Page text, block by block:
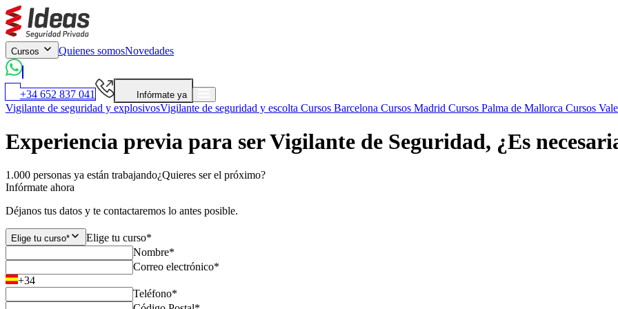
Cursos Quienes somosNovedades
+34 652 837 041 Infórmate ya
Vigilante de seguridad y explosivosVigilante de seguridad y escolta Cursos Barcelona Cursos Madrid Cursos Palma de Mallorca Cursos
Experiencia previa para ser Vigilante de Seguridad, ¿Es
1.000 personas ya están trabajando¿Quieres ser el próximo?
Infórmate ahora
Déjanos tus datos y te contactaremos lo antes posible.
Elige tu curso*
Elige tu curso*
Nombre*
Correo electrónico*
+34
Teléfono*